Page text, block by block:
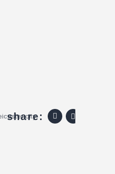
city
share: